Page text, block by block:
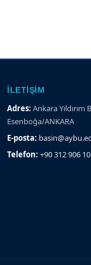
İLETIŞIM
Adres: Ankara
Esenboğa/ANKARA
E-posta:
Telefon: +90 312 906